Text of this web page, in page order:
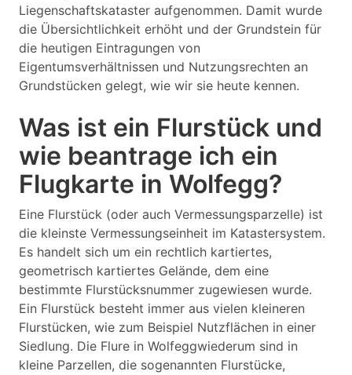
Liegenschaftskataster aufgenommen. Damit wurde
die Übersichtlichkeit erhöht und der Grundstein für
die heutigen Eintragungen von
Eigentumsverhältnissen und Nutzungsrechten an
Grundstücken gelegt, wie wir sie heute kennen.
Was ist ein Flurstück und
wie beantrage ich ein
Flugkarte in Wolfegg?
Eine Flurstück (oder auch Vermessungsparzelle) ist
die kleinste Vermessungseinheit im Katastersystem.
Es handelt sich um ein rechtlich kartiertes,
geometrisch kartiertes Gelände, dem eine
bestimmte Flurstücksnummer zugewiesen wurde.
Ein Flurstück besteht immer aus vielen kleineren
Flurstücken, wie zum Beispiel Nutzflächen in einer
Siedlung. Die Flure in Wolfeggwiederum sind in
kleine Parzellen, die sogenannten Flurstücke,